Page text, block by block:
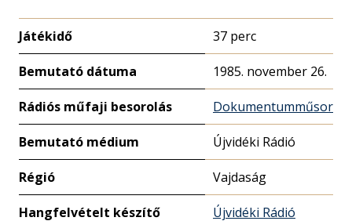
Játékidő 37 perc
Bemutató dátuma 1985. november 26.
Rádiós műfaji besorolás Dokumentumműsor
Bemutató médium Újvidéki Rádió
Régió Vajdaság
Hangfelvételt készítő
Újvidéki Rádió